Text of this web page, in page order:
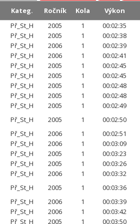
Kateg. Ročník Kola Výkon
Př_St_H
2005 1
00:02:35
Př_St_H
2005 1 00:02:38
Př_St_H
2006 1 00:02:39
Př_St_H
2006 1 00:02:41
Př_St_H
2005 1 00:02:45
Př_St_H
2005 1 00:02:45
Př_St_H
2005 1 00:02:48
Př_St_H
2005 1 00:02:48
Př_St_H
2005 1 00:02:49
Př_St_H
2005 1 00:02:50
Př_St_H
2006 1 00:02:51
Př_St_H
2006 1 00:03:09
Př_St_H
2005 1 00:03:23
Př_St_H
2005 1 00:03:26
Př_St_H
2006 1 00:03:32
Př_St_H
2005 1 00:03:36
Př_St_H
2006 1 00:03:39
Př_St_H
2006 1 00:03:42
Př_St_H
2005 1 00:03:50